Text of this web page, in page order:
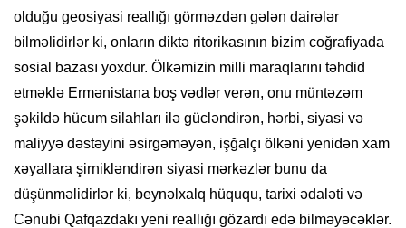
olduğu geosiyasi reallığı görməzdən gələn dairələr
bilməlidirlər ki, onların diktə ritorikasının bizim coğrafiyada
sosial bazası yoxdur. Ölkəmizin milli maraqlarını təhdid
etməklə Ermənistana boş vədlər verən, onu müntəzəm
şəkildə hücum silahları ilə gücləndirən, hərbi, siyasi və
maliyyə dəstəyini əsirgəməyən, işğalçı ölkəni yenidən xam
xəyallara şirnikləndirən siyasi mərkəzlər bunu da
düşünməlidirlər ki, beynəlxalq hüququ, tarixi ədaləti və
Cənubi Qafqazdakı yeni reallığı gözardı edə bilməyəcəklər.